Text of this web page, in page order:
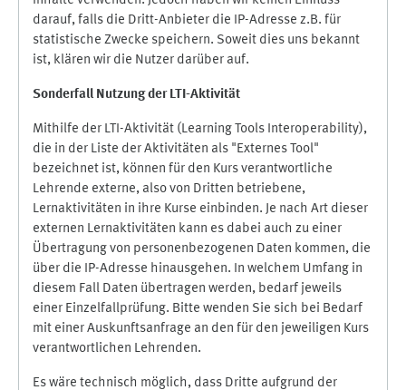
darauf, falls die Dritt-Anbieter die IP-Adresse z.B. für
statistische Zwecke speichern. Soweit dies uns bekannt
ist, klären wir die Nutzer darüber auf.
Sonderfall Nutzung der LTI-Aktivität
Mithilfe der LTI-Aktivität (Learning Tools Interoperability),
die in der Liste der Aktivitäten als "Externes Tool"
bezeichnet ist, können für den Kurs verantwortliche
Lehrende externe, also von Dritten betriebene,
Lernaktivitäten in ihre Kurse einbinden. Je nach Art dieser
externen Lernaktivitäten kann es dabei auch zu einer
Übertragung von personenbezogenen Daten kommen, die
über die IP-Adresse hinausgehen. In welchem Umfang in
diesem Fall Daten übertragen werden, bedarf jeweils
einer Einzelfallprüfung. Bitte wenden Sie sich bei Bedarf
mit einer Auskunftsanfrage an den für den jeweiligen Kurs
verantwortlichen Lehrenden.
Es wäre technisch möglich, dass Dritte aufgrund der